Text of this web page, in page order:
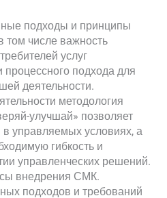
подходы и принципы
том числе важность
услуг
подхода для
деятельности.
методология
улучшай» позволяет
управляемых условиях, а
гибкость и
управленческих решений.
внедрения СМК.
подходов и требований